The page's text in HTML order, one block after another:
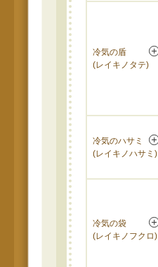
冷気の盾
(レイキノタテ)
冷気のハサミ
(レイキノハサミ)
冷気の袋
(レイキノフクロ)